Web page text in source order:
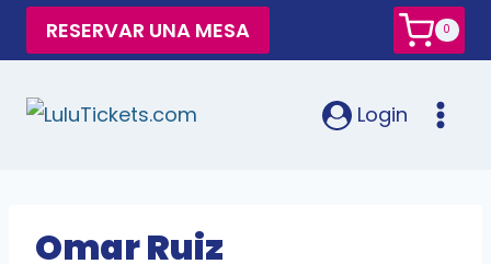
RESERVAR UNA MESA 0
Login
Omar Ruiz